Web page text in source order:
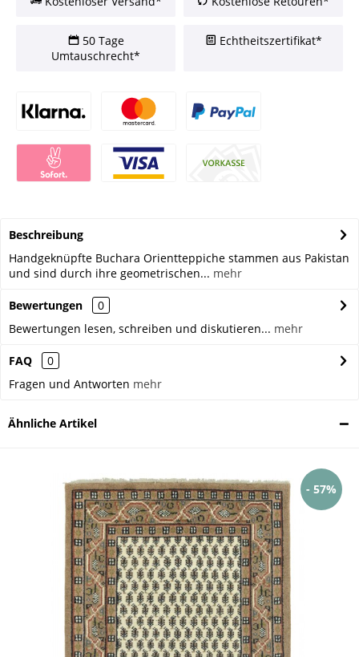
50 Tage
Umtauschrecht*
Echtheitszertifikat*
Beschreibung
Handgeknüpfte Buchara Orientteppiche stammen aus Pakistan
und sind durch ihre geometrischen... mehr
Bewertungen
0
Bewertungen lesen, schreiben und diskutieren... mehr
FAQ
0
Fragen und Antworten mehr
Ähnliche Artikel
- 57%